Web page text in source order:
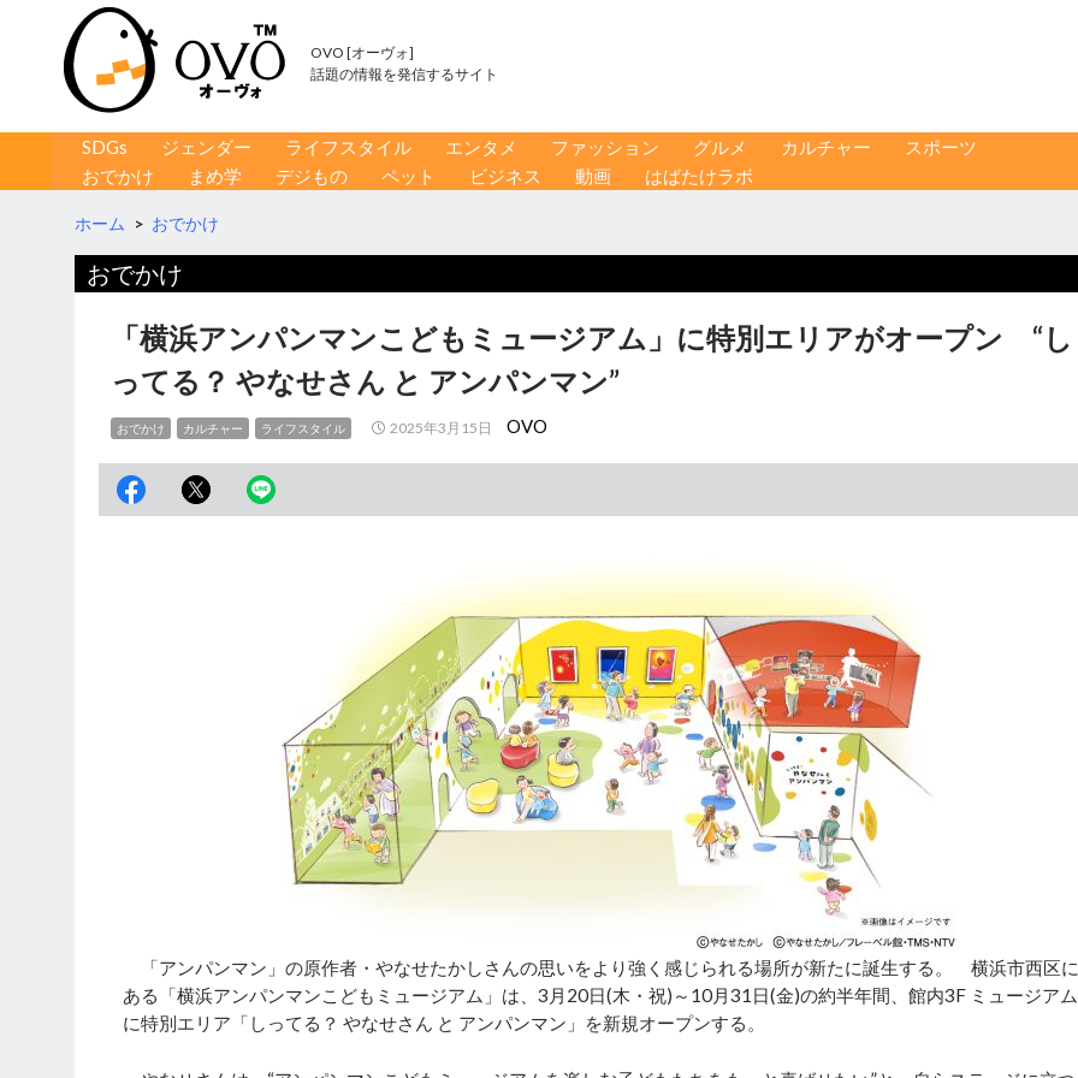
OVO [オーヴォ]
話題の情報を発信するサイト
コンテンツへ移動
SDGs ジェンダー ライフスタイル エンタメ ファッション グルメ カルチャー
スポーツ
おでかけ
まめ学 デジもの ペット ビジネス 動画 はばたけラボ
ホーム > おでかけ
おでかけ
「横浜アンパンマンこどもミュージアム」に特別エリアがオープン “し
ってる？ やなせさん と アンパンマン”
おでかけ カルチャー ライフスタイル 2025年3月15日 OVO
「アンパンマン」の原作者・やなせたかしさんの思いをより強く感じられる場所が新たに誕生する。 横浜市西区に
ある「横浜アンパンマンこどもミュージアム」は、3月20日(木・祝)～10月31日(金)の約半年間、館内3F ミュージアム
に特別エリア「しってる？ やなせさん と アンパンマン」を新規オープンする。